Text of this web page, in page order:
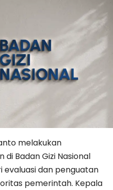
melakukan
Badan Gizi Nasional
evaluasi dan penguatan
pemerintah. Kepala